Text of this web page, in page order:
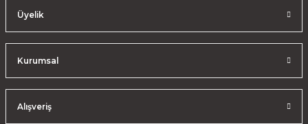
Üyelik
Kurumsal
Alışveriş